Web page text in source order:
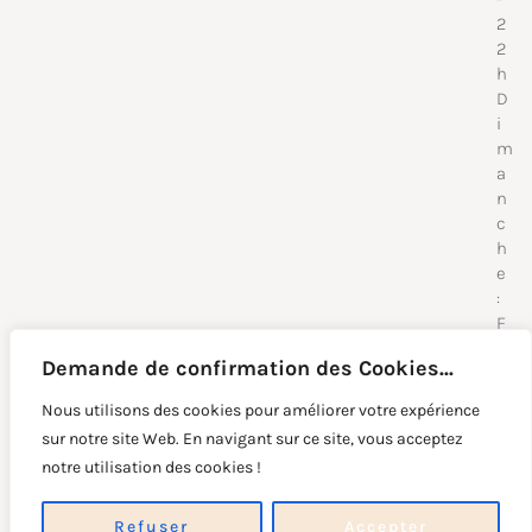
Demande de confirmation des Cookies...
Nous utilisons des cookies pour améliorer votre expérience
sur notre site Web. En navigant sur ce site, vous acceptez
notre utilisation des cookies !
Refuser Accepter
2
2
h
D
i
m
a
n
c
h
e
:
F
CONTACT
POLITIQUES DE
Création par
-© 2026 - All Rights